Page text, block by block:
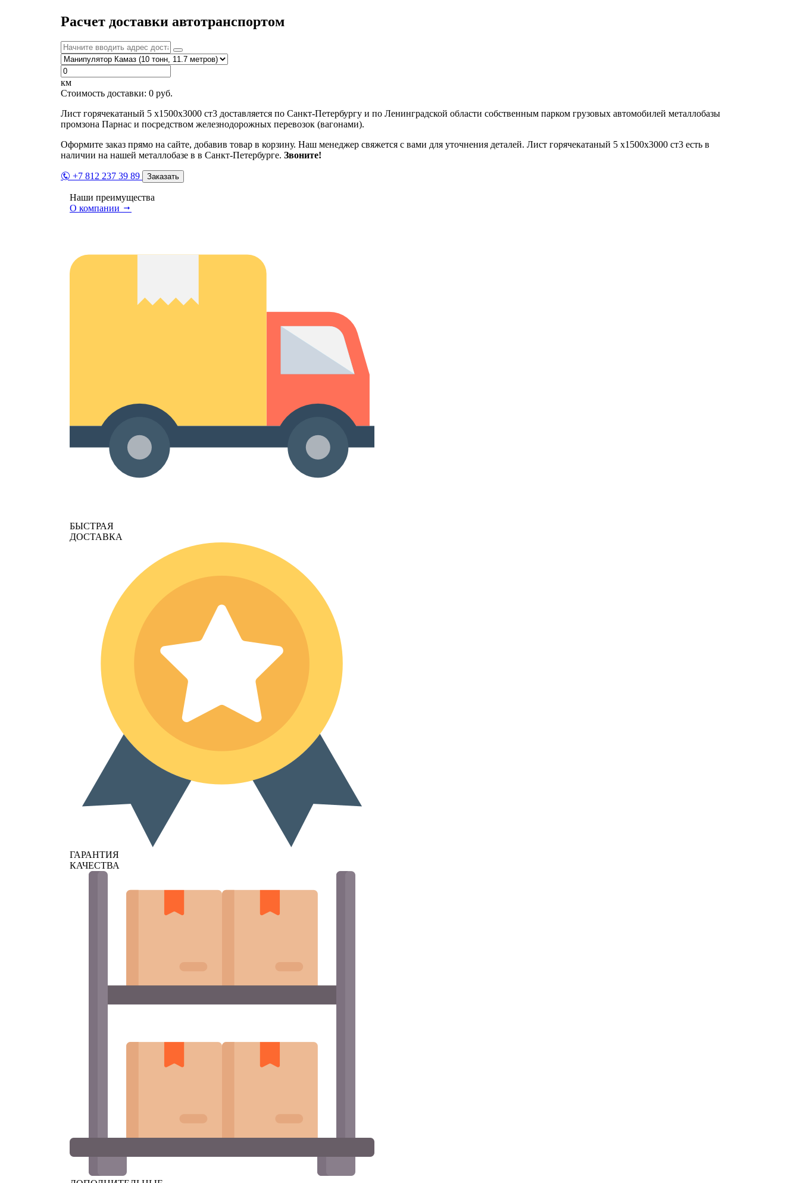
Расчет доставки автотранспортом
км
Стоимость доставки: 0 руб.
Лист горячекатаный 5 х1500х3000 ст3 доставляется по Санкт-Петербургу и по Ленинградской области собственным парком грузовых автомобилей металлобазы
промзона Парнас и посредством железнодорожных перевозок (вагонами).
Оформите заказ прямо на сайте, добавив товар в корзину. Наш менеджер свяжется с вами для уточнения деталей. Лист горячекатаный 5 х1500х3000 ст3 есть в
наличии на нашей металлобазе в в Санкт-Петербурге. Звоните!
+7 812 237 39 89 Заказать
Наши преимущества
О компании
БЫСТРАЯ
ДОСТАВКА
ГАРАНТИЯ
КАЧЕСТВА